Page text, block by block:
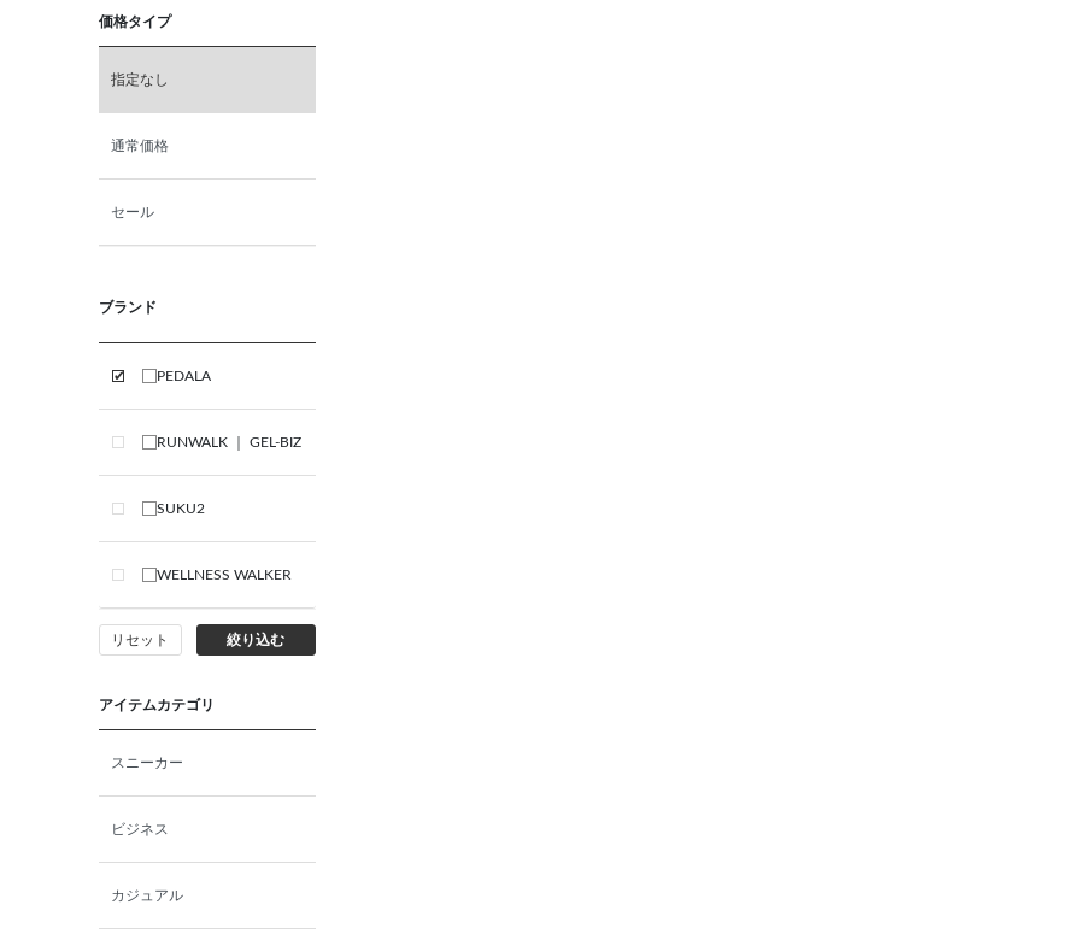
価格タイプ
指定なし
通常価格
セール
ブランド
PEDALA
RUNWALK ｜ GEL-BIZ
SUKU2
WELLNESS WALKER
リセット 絞り込む
アイテムカテゴリ
スニーカー
ビジネス
カジュアル